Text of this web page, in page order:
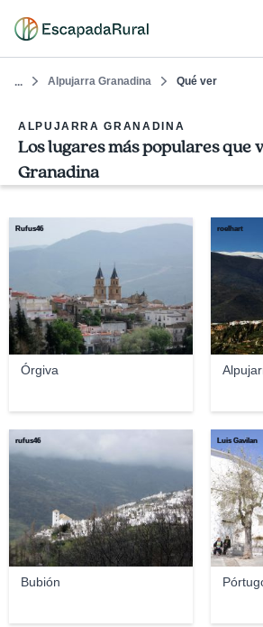
... Alpujarra Granadina Qué ver
ALPUJARRA GRANADINA
Los lugares más populares
Granadina
Órgiva
Rufus46 roelhart
Bubión
rufus46 Luis Gavilan